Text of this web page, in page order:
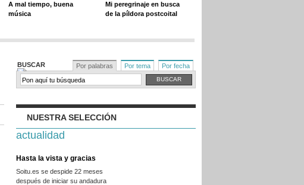
A mal tiempo, buena
música
Mi peregrinaje en busca
de la píldora postcoital
BUSCAR Por palabras Por tema Por fecha
NUESTRA SELECCIÓN
actualidad
Hasta la vista y gracias
Soitu.es se despide 22 meses
después de iniciar su andadura